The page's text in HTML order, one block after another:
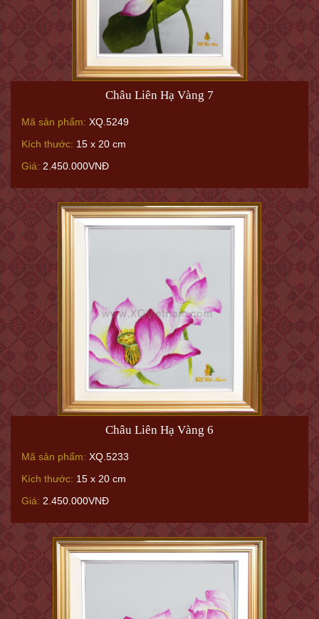
Châu Liên Hạ Vàng 7
Mã sản phẩm: XQ.5249
Kích thước: 15 x 20 cm
Giá: 2.450.000VNĐ
Châu Liên Hạ Vàng 6
Mã sản phẩm: XQ.5233
Kích thước: 15 x 20 cm
Giá: 2.450.000VNĐ